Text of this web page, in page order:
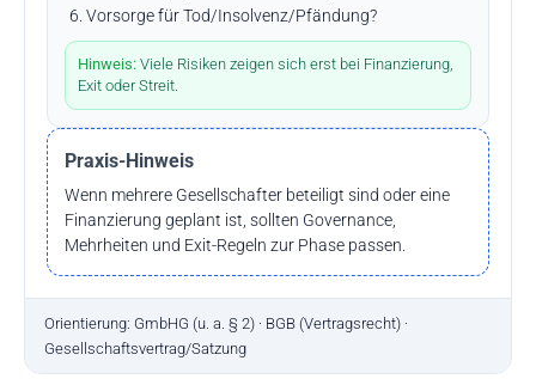
Vorsorge für Tod/Insolvenz/Pfändung?
Hinweis: Viele Risiken zeigen sich erst bei Finanzierung,
Exit oder Streit.
Praxis-Hinweis
Wenn mehrere Gesellschafter beteiligt sind oder eine
Finanzierung geplant ist, sollten Governance,
Mehrheiten und Exit-Regeln zur Phase passen.
Orientierung: GmbHG (u. a. § 2) · BGB (Vertragsrecht) ·
Gesellschaftsvertrag/Satzung